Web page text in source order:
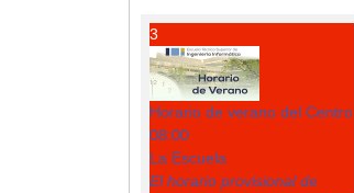
3
Horario de verano del Centro
08:00
La Escuela
El horario provisional de